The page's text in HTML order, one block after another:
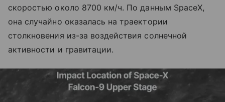
скоростью около 8700 км/ч. По данным SpaceX,
она случайно оказалась на траектории
столкновения из-за воздействия солнечной
активности и гравитации.